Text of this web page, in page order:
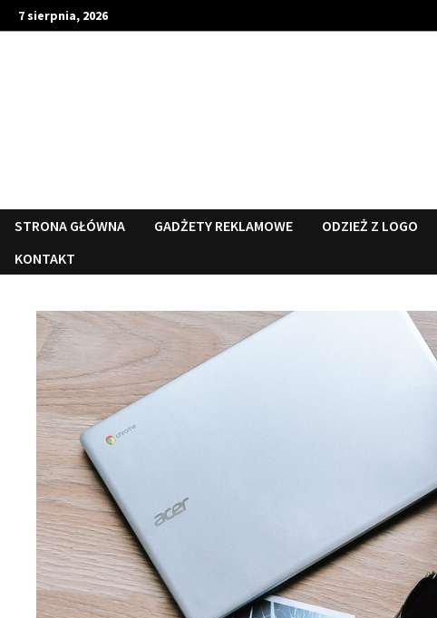
Skip
to
7 sierpnia, 2026
STRONA GŁÓWNA GADŻETY REKLAMOWE ODZIEŻ Z LOGO
KONTAKT